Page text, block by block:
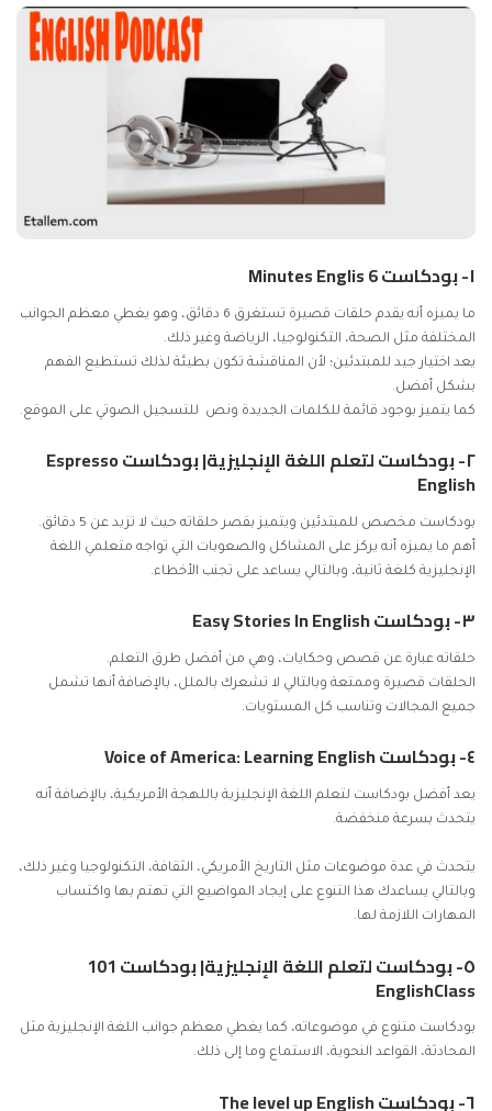
١- بودكاست 6 Minutes Englis
ما يميزه أنه يقدم حلقات قصيرة تستغرق 6 دقائق، وهو يغطي معظم الجوانب
المختلفة مثل الصحة، التكنولوجيا، الرياضة وغير ذلك.
يعد اختيار جيد للمبتدئين؛ لأن المناقشة تكون بطيئة لذلك تستطيع الفهم
بشكل أفضل.
كما يتميز بوجود قائمة للكلمات الجديدة ونص للتسجيل الصوتي على الموقع.
٢- بودكاست لتعلم اللغة الإنجليزية| بودكاست Espresso
English
بودكاست مخصص للمبتدئين ويتميز بقصر حلقاته حيث لا تزيد عن 5 دقائق.
أهم ما يميزه أنه يركز على المشاكل والصعوبات التي تواجه متعلمي اللغة
الإنجليزية كلغة ثانية، وبالتالي يساعد على تجنب الأخطاء.
٣- بودكاست Easy Stories In English
حلقاته عبارة عن قصص وحكايات، وهي من أفضل طرق التعلم.
الحلقات قصيرة وممتعة وبالتالي لا تشعرك بالملل، بالإضافة أنها تشمل
جميع المجالات وتناسب كل المستويات.
٤- بودكاست Voice of America: Learning English
يعد أفضل بودكاست لتعلم اللغة الإنجليزية باللهجة الأمريكية، بالإضافة أنه
يتحدث بسرعة منخفضة.
يتحدث في عدة موضوعات مثل التاريخ الأمريكي، الثقافة، التكنولوجيا وغير ذلك،
وبالتالي يساعدك هذا التنوع على إيجاد المواضيع التي تهتم بها واكتساب
المهارات اللازمة لها.
٥- بودكاست لتعلم اللغة الإنجليزية| بودكاست 101
EnglishClass
بودكاست متنوع في موضوعاته، كما يغطي معظم جوانب اللغة الإنجليزية مثل
المحادثة، القواعد النحوية، الاستماع وما إلى ذلك.
٦- بودكاست The level up English